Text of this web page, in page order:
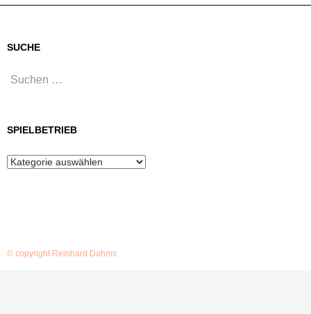
SUCHE
Suchen
SPIELBETRIEB
Spielbetrieb
© copyright Reinhard Dahms